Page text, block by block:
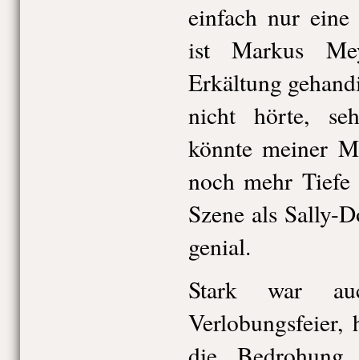
einfach nur eine
ist Markus
Erkältung
nicht hörte,
könnte meiner
noch mehr
Szene als Sally-
genial.
Stark war